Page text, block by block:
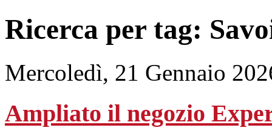
Ricerca per tag:
Mercoledì, 21 Gennaio
Ampliato il negozio